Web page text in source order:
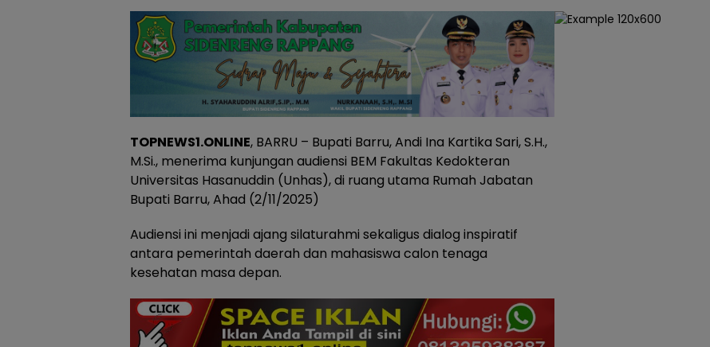
TOPNEWS1.ONLINE, BARRU – Bupati Barru, Andi Ina Kartika Sari, S.H.,
M.Si., menerima kunjungan audiensi BEM Fakultas Kedokteran
Universitas Hasanuddin (Unhas), di ruang utama Rumah Jabatan
Bupati Barru, Ahad (2/11/2025)
Audiensi ini menjadi ajang silaturahmi sekaligus dialog inspiratif
antara pemerintah daerah dan mahasiswa calon tenaga
kesehatan masa depan.